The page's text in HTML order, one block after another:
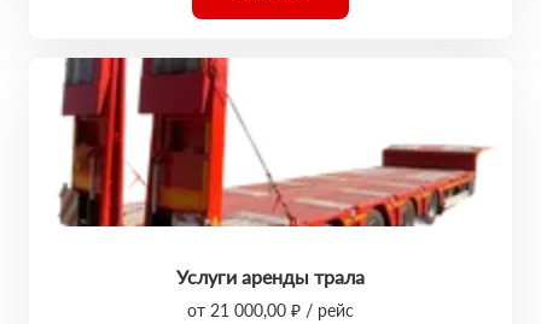
Услуги аренды трала
от 21 000,00 ₽ / рейс